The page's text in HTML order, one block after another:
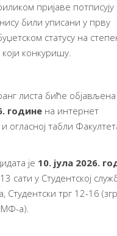
пријаве потписују
нису били уписани у прву
статусу на
који конкуришу.
листа биће објављена
године на интернет
огласној табли
је 10. јула 2026. г
сати у Студентској
Студентски трг 12-16
а).